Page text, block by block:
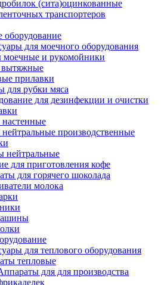
(сита)оцинкованные
транспортеров
оборудование
для моечного оборудования
и рукомойники
прилавки
для рубки мяса
для дезинфекции и очистки
производственные
для приготовления кофе
для горячего шоколада
молока
для теплового оборудования
тепловые
для для производства